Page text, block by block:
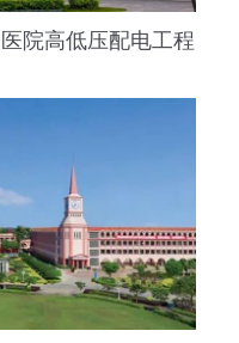
院高低压配电工程